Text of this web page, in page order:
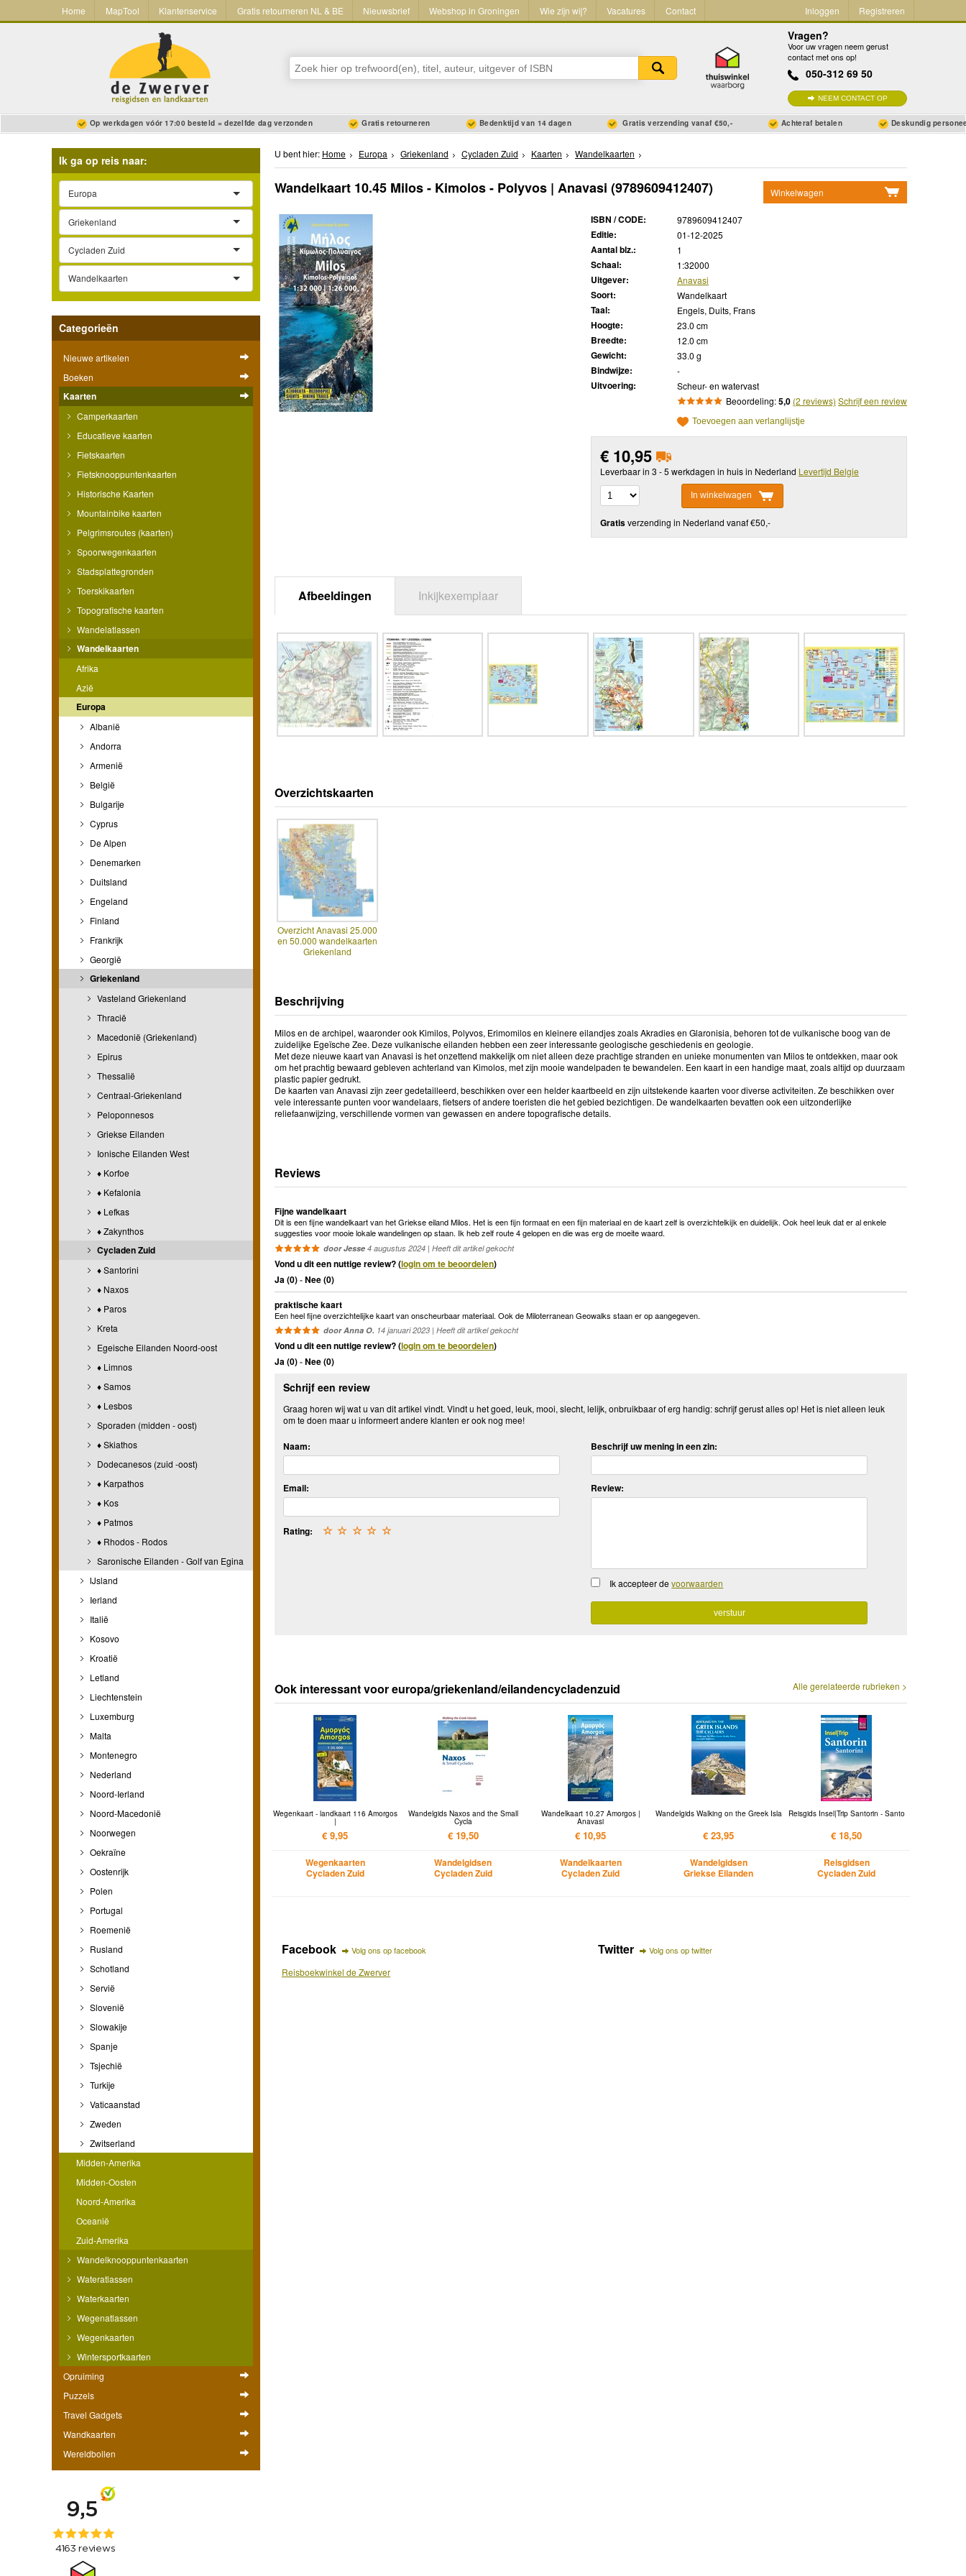
Home MapTool Klantenservice Gratis retourneren NL & BE Nieuwsbrief Webshop in Groningen Wie zijn wij? Vacatures Contact Inloggen Registreren
Vragen?
Voor uw vragen neem gerust
contact met ons op!
050-312 69 50
NEEM CONTACT OP
Op werkdagen vóór 17:00 besteld = dezelfde dag verzonden Gratis retourneren Bedenktijd van 14 dagen Gratis verzending vanaf €50,- Achteraf betalen Deskundig
Ik ga op reis naar:
Europa
Griekenland
Cycladen Zuid
Wandelkaarten
Categorieën
Nieuwe artikelen
Boeken
Kaarten
Camperkaarten
Educatieve kaarten
Fietskaarten
Fietsknooppuntenkaarten
Historische Kaarten
Mountainbike kaarten
Pelgrimsroutes (kaarten)
Spoorwegenkaarten
Stadsplattegronden
Toerskikaarten
Topografische kaarten
Wandelatlassen
Wandelkaarten
Afrika
Azië
Europa
Albanië
Andorra
Armenië
België
Bulgarije
Cyprus
De Alpen
Denemarken
Duitsland
Engeland
Finland
Frankrijk
Georgië
Griekenland
Vasteland Griekenland
Thracië
Macedonië (Griekenland)
Epirus
Thessalië
Centraal-Griekenland
Peloponnesos
Griekse Eilanden
Ionische Eilanden West
♦ Korfoe
♦ Kefalonia
♦ Lefkas
♦ Zakynthos
Cycladen Zuid
♦ Santorini
♦ Naxos
♦ Paros
Kreta
Egeische Eilanden Noord-oost
♦ Limnos
♦ Samos
♦ Lesbos
Sporaden (midden - oost)
♦ Skiathos
Dodecanesos (zuid -oost)
♦ Karpathos
♦ Kos
♦ Patmos
♦ Rhodos - Rodos
Saronische Eilanden - Golf van Egina
IJsland
Ierland
Italië
Kosovo
Kroatië
Letland
Liechtenstein
Luxemburg
Malta
Montenegro
Nederland
Noord-Ierland
Noord-Macedonië
Noorwegen
Oekraïne
Oostenrijk
Polen
Portugal
Roemenië
Rusland
Schotland
Servië
Slovenië
Slowakije
Spanje
Tsjechië
Turkije
Vaticaanstad
Zweden
Zwitserland
Midden-Amerika
Midden-Oosten
Noord-Amerika
Oceanië
Zuid-Amerika
Wandelknooppuntenkaarten
Wateratlassen
Waterkaarten
Wegenatlassen
Wegenkaarten
Wintersportkaarten
Opruiming
Puzzels
Travel Gadgets
Wandkaarten
Wereldbollen
U bent hier: Home Europa Griekenland Cycladen Zuid Kaarten Wandelkaarten
Winkelwagen
Wandelkaart 10.45 Milos - Kimolos - Polyvos | Anavasi (9789609412407)
ISBN / CODE: 9789609412407
Editie: 01-12-2025
Aantal blz.: 1
Schaal: 1:32000
Uitgever: Anavasi
Soort: Wandelkaart
Taal: Engels, Duits, Frans
Hoogte: 23.0 cm
Breedte: 12.0 cm
Gewicht: 33.0 g
Bindwijze: -
Uitvoering:
Scheur- en watervast
Beoordeling:5,0 (2 reviews) Schrijf een review
Toevoegen aan verlanglijstje
€ 10,95
Leverbaar in 3 - 5 werkdagen in huis in Nederland Levertijd Belgie
In winkelwagen
Gratisverzending in Nederland vanaf €50,-
Afbeeldingen Inkijkexemplaar
Overzichtskaarten
Overzicht Anavasi 25.000
en 50.000 wandelkaarten
Griekenland
Beschrijving
Milos en de archipel, waaronder ook Kimilos, Polyvos, Erimomilos en kleinere eilandjes zoals Akradies en Glaronisia, behoren tot de vulkanische boog van de
zuidelijke Egeïsche Zee. Deze vulkanische eilanden hebben een zeer interessante geologische geschiedenis en geologie.
Met deze nieuwe kaart van Anavasi is het onzettend makkelijk om niet alleen deze prachtige stranden en unieke monumenten van Milos te ontdekken, maar ook
om het prachtig bewaard gebleven achterland van Kimolos, met zijn mooie wandelpaden te bewandelen. Een kaart in een handige maat, zoals altijd op duurzaam
plastic papier gedrukt.
De kaarten van Anavasi zijn zeer gedetailleerd, beschikken over een helder kaartbeeld en zijn uitstekende kaarten voor diverse activiteiten. Ze beschikken over
vele interessante punten voor wandelaars, fietsers of andere toeristen die het gebied bezichtigen. De wandelkaarten bevatten ook een uitzonderlijke
reliefaanwijzing, verschillende vormen van gewassen en andere topografische details.
Reviews
Fijne wandelkaart
Dit is een fijne wandelkaart van het Griekse eiland Milos. Het is een fijn formaat en een fijn materiaal en de kaart zelf is overzichtelkijk en duidelijk. Ook heel leuk dat er al enkele
suggesties voor mooie lokale wandelingen op staan. Ik heb zelf route 4 gelopen en die was erg de moeite waard.
door Jesse 4 augustus 2024 | Heeft dit artikel gekocht
Vond u dit een nuttige review? (login om te beoordelen)
Ja (0)-Nee (0)
praktische kaart
Een heel fijne overzichtelijke kaart van onscheurbaar materiaal. Ook de Miloterranean Geowalks staan er op aangegeven.
door Anna O. 14 januari 2023 | Heeft dit artikel gekocht
Vond u dit een nuttige review? (login om te beoordelen)
Ja (0)-Nee (0)
Schrijf een review
Graag horen wij wat u van dit artikel vindt. Vindt u het goed, leuk, mooi, slecht, lelijk, onbruikbaar of erg handig: schrijf gerust alles op! Het is niet alleen leuk
om te doen maar u informeert andere klanten er ook nog mee!
Naam:
Email:
Rating: ☆
☆
☆
☆
☆
Beschrijf uw mening in een zin:
Review:
Ik accepteer devoorwaarden
Alle gerelateerde rubrieken >
Ook interessant voor europa/griekenland/eilandencycladenzuid
Wegenkaart - landkaart 116 Amorgos
|
€ 9,95
Wegenkaarten
Cycladen Zuid
Wandelgids Naxos and the Small
Cycla
€ 19,50
Wandelgidsen
Cycladen Zuid
Wandelkaart 10.27 Amorgos |
Anavasi
€ 10,95
Wandelkaarten
Cycladen Zuid
Wandelgids Walking on the Greek Isla
€ 23,95
Wandelgidsen
Griekse Eilanden
Reisgids Insel|Trip Santorin - Santo
€ 18,50
Reisgidsen
Cycladen Zuid
Facebook Volg ons op facebook
Reisboekwinkel de Zwerver
Twitter Volg ons op twitter